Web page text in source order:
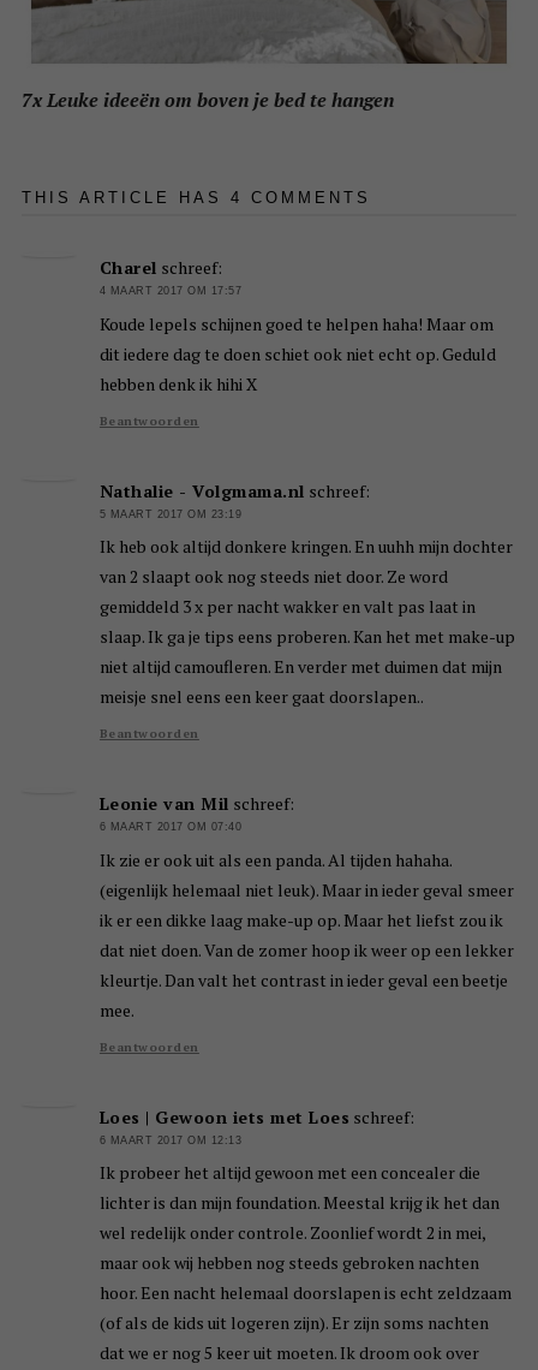
7x Leuke ideeën om boven je bed te hangen
THIS ARTICLE HAS 4 COMMENTS
Charel schreef:
4 MAART 2017 OM 17:57
Koude lepels schijnen goed te helpen haha! Maar om
dit iedere dag te doen schiet ook niet echt op. Geduld
hebben denk ik hihi X
Beantwoorden
Nathalie - Volgmama.nl schreef:
5 MAART 2017 OM 23:19
Ik heb ook altijd donkere kringen. En uuhh mijn dochter
van 2 slaapt ook nog steeds niet door. Ze word
gemiddeld 3 x per nacht wakker en valt pas laat in
slaap. Ik ga je tips eens proberen. Kan het met make-up
niet altijd camoufleren. En verder met duimen dat mijn
meisje snel eens een keer gaat doorslapen..
Beantwoorden
Leonie van Mil schreef:
6 MAART 2017 OM 07:40
Ik zie er ook uit als een panda. Al tijden hahaha.
(eigenlijk helemaal niet leuk). Maar in ieder geval smeer
ik er een dikke laag make-up op. Maar het liefst zou ik
dat niet doen. Van de zomer hoop ik weer op een lekker
kleurtje. Dan valt het contrast in ieder geval een beetje
mee.
Beantwoorden
Loes | Gewoon iets met Loes schreef:
6 MAART 2017 OM 12:13
Ik probeer het altijd gewoon met een concealer die
lichter is dan mijn foundation. Meestal krijg ik het dan
wel redelijk onder controle. Zoonlief wordt 2 in mei,
maar ook wij hebben nog steeds gebroken nachten
hoor. Een nacht helemaal doorslapen is echt zeldzaam
(of als de kids uit logeren zijn). Er zijn soms nachten
dat we er nog 5 keer uit moeten. Ik droom ook over